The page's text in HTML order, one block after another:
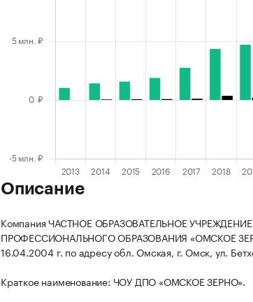
Описание
Компания ЧАСТНОЕ ОБРАЗОВАТЕЛЬНОЕ
ПРОФЕССИОНАЛЬНОГО ОБРАЗОВАНИЯ «ОМСКОЕ
16.04.2004 г. по адресу обл. Омская, г. Омск, ул.
Краткое наименование: ЧОУ ДПО «ОМСКОЕ ЗЕРНО».